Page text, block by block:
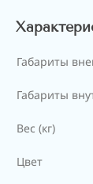
Габариты
Габариты
Вес (кг)
Цвет